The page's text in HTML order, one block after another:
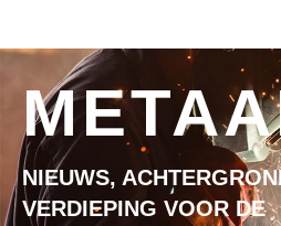
NIEUWS,
VERDIEPING VOOR DE